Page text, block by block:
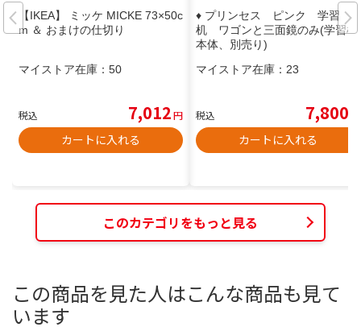
【IKEA】 ミッケ MICKE 73×50c
m ＆ おまけの仕切り
マイストア在庫： 50
税込 7,012円
カートに入れる
♦️ プリンセス ピンク 学習
机 ワゴンと三面鏡のみ(学習机
本体、別売り)
マイストア在庫： 23
税込 7,800
カートに入れる
このカテゴリをもっと見る
この商品を見た人はこんな商品も見て
います